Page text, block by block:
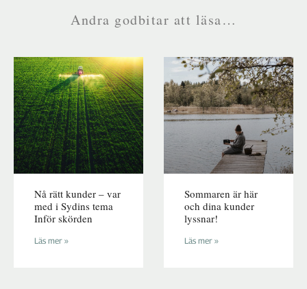
Andra godbitar att läsa…
Nå rätt kunder – var
med i Sydins tema
Inför skörden
Läs mer »
Sommaren är här
och dina kunder
lyssnar!
Läs mer »